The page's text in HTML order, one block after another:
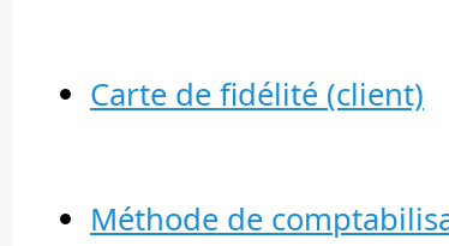
Carte de fidélité (client)
Méthode de